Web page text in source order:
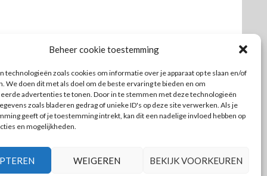
Beheer cookie toestemming
technologieën zoals cookies om informatie over je apparaat op te slaan en/of
We doen dit met als doel om de beste ervaring te bieden en om
advertenties te tonen. Door in te stemmen met deze technologieën
zoals bladeren gedrag of unieke ID's op deze site verwerken. Als je
geeft of je toestemming intrekt, kan dit een nadelige invloed hebben op
en mogelijkheden.
WEIGEREN BEKIJK VOORKEUREN